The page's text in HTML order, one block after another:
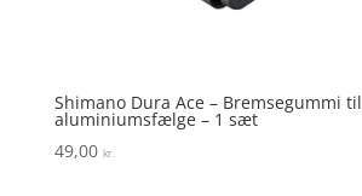
Shimano Dura Ace – Bremsegummi til
aluminiumsfælge – 1 sæt
49,00 kr.